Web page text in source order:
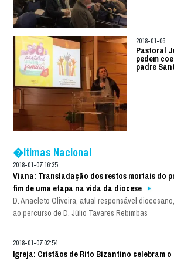
2018-01-06
Pastoral
pedem
padre
�ltimas Nacional
2018-01-07 16:35
Viana: Transladação dos restos mortais do
fim de uma etapa na vida da diocese
D. Anacleto Oliveira, atual responsável
ao percurso de D. Júlio Tavares Rebimbas
2018-01-07 02:54
Igreja: Cristãos de Rito Bizantino celebram o